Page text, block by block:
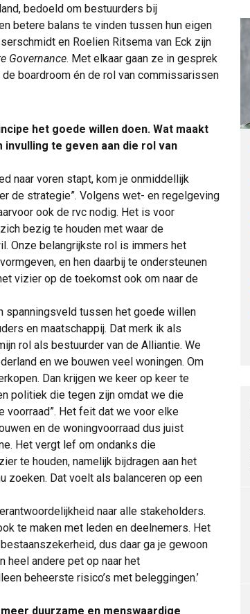
bedoeld om bestuurders bij
betere balans te vinden tussen hun eigen
en Roelien Ritsema van Eck zijn
Governance. Met elkaar gaan ze in gesprek
boardroom én de rol van commissarissen
het goede willen doen. Wat maakt
te geven aan die rol van
naar voren stapt, kom je onmiddellijk
de strategie”. Volgens wet- en regelgeving
ook de rvc nodig. Het is voor
bezig te houden met waar de
Onze belangrijkste rol is immers het
en hen daarbij te ondersteunen
vizier op de toekomst ook om naar de
spanningsveld tussen het goede willen
en maatschappij. Dat merk ik als
rol als bestuurder van de Alliantie. We
en we bouwen veel woningen. Om
Dan krijgen we keer op keer te
politiek die tegen zijn omdat we die
voorraad”. Het feit dat we voor elke
en de woningvoorraad dus juist
Het vergt lef om ondanks die
te houden, namelijk bijdragen aan het
zoeken. Dat voelt als balanceren op een
naar alle stakeholders.
te maken met leden en deelnemers. Het
dus daar ga je gewoon
heel andere pet op naar het
beheerste risico’s met beleggingen.’
duurzame en menswaardige